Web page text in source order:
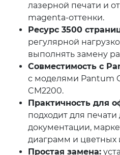
лазерной печати и
magenta-оттенки.
Ресурс 3500
регулярной
выполнять замену
Совместимость с
с моделями Pantum
CM2200.
Практичность для
подходит для печати
документации,
диаграмм и цветных
Простая замена: